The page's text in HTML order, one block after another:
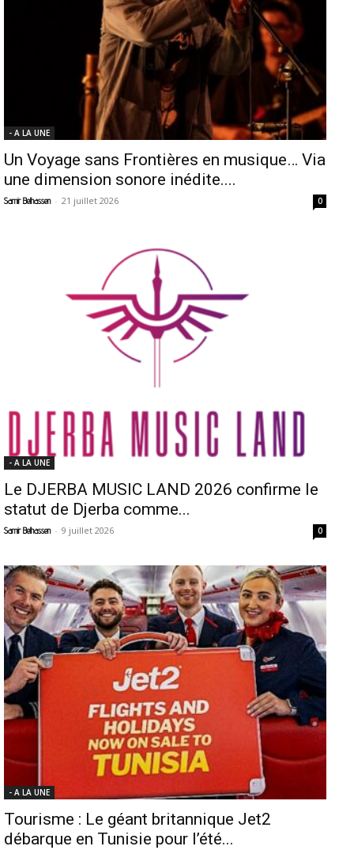
- A LA UNE
Un Voyage sans Frontières en musique… Via
une dimension sonore inédite....
Samir Belhassen - 21 juillet 2026 0
- A LA UNE
Le DJERBA MUSIC LAND 2026 confirme le
statut de Djerba comme...
Samir Belhassen - 9 juillet 2026 0
- A LA UNE
Tourisme : Le géant britannique Jet2
débarque en Tunisie pour l’été...